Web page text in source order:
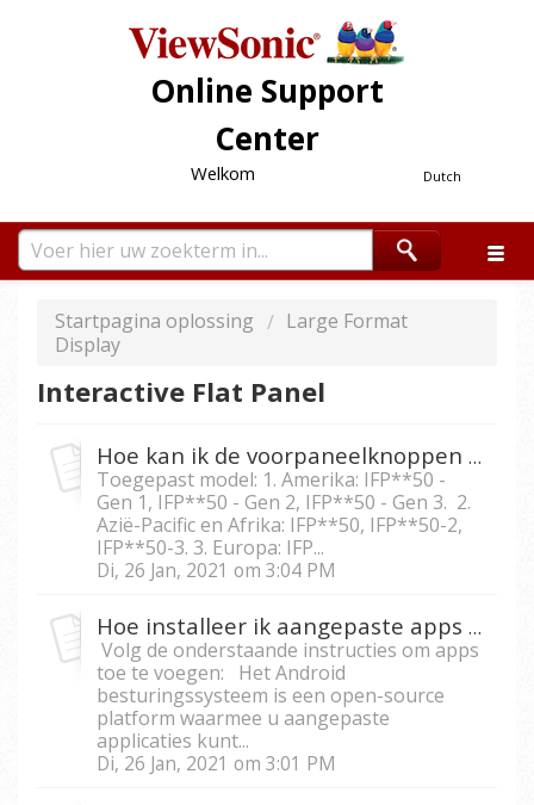
Online Support
Center
Dutch
Welkom
Startpagina oplossing
Large Format
Display
Interactive Flat Panel
Hoe kan ik de voorpaneelknoppen bij IFP5550/IFP6550/ IFP7550/IFP8650 vergrendelen?
Toegepast model: 1. Amerika: IFP**50 -
Gen 1, IFP**50 - Gen 2, IFP**50 - Gen 3. 2.
Azië-Pacific en Afrika: IFP**50, IFP**50-2,
IFP**50-3. 3. Europa: IFP...
Di, 26 Jan, 2021 om 3:04 PM
Hoe installeer ik aangepaste apps in de Android module voor displays uit de IFP50-serie?
Volg de onderstaande instructies om apps
toe te voegen: Het Android
besturingssysteem is een open-source
platform waarmee u aangepaste
applicaties kunt...
Di, 26 Jan, 2021 om 3:01 PM